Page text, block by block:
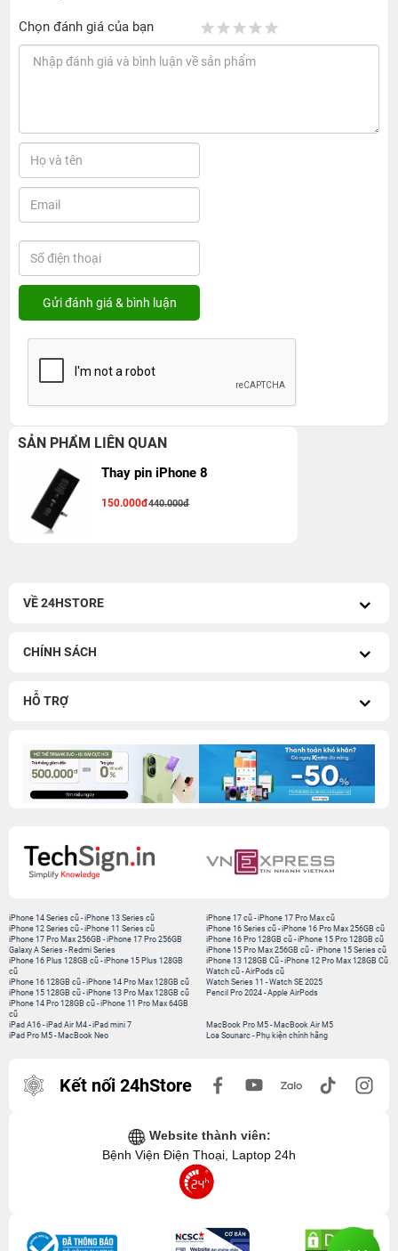
Chọn đánh giá của bạn
SẢN PHẨM LIÊN QUAN
Thay pin iPhone 8
150.000đ440.000đ
VỀ 24HSTORE
CHÍNH SÁCH
HỖ TRỢ
iPhone 14 Series cũ -iPhone 13 Series cũ
iPhone 12 Series cũ -iPhone 11 Series cũ
iPhone 17 Pro Max 256GB -iPhone 17 Pro 256GB
Galaxy A Series - Redmi Series
iPhone 17 cũ-iPhone 17 Pro Max cũ
iPhone 16 Series cũ- iPhone 16 Pro Max 256GB cũ
iPhone 16 Pro 128GB cũ-iPhone 15 Pro 128GB cũ
iPhone 15 Pro Max 256GB cũ- iPhone 15 Series cũ
iPhone 16 Plus 128GB cũ -iPhone 15 Plus 128GB
cũ
iPhone 16 128GB cũ -iPhone 14 Pro Max 128GB cũ
iPhone 15 128GB cũ -iPhone 13 Pro Max 128GB cũ
iPhone 14 Pro 128GB cũ -iPhone 11 Pro Max 64GB
cũ
iPhone 13 128GB Cũ-iPhone 12 Pro Max 128GB Cũ
Watch cũ-AirPods cũ
Watch Series 11 -Watch SE 2025
Pencil Pro 2024-Apple AirPods
iPad A16 -iPad Air M4 -iPad mini 7
iPad Pro M5 - MacBook Neo
MacBook Pro M5- MacBook Air M5
Loa Sounarc- Phụ kiện chính hãng
Kết nối 24hStore
Website thành viên:
Bệnh Viện Điện Thoại, Laptop 24h